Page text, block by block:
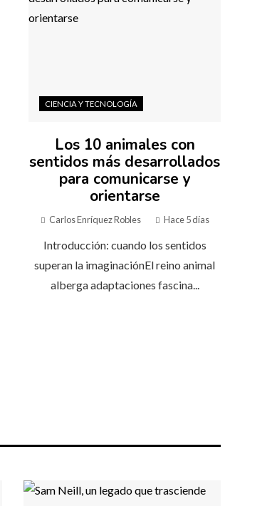
CIENCIA Y TECNOLOGÍA
Los 10 animales con
sentidos más desarrollados
para comunicarse y
orientarse
Carlos Enríquez Robles Hace 5 días
Introducción: cuando los sentidos
superan la imaginaciónEl reino animal
alberga adaptaciones fascina...